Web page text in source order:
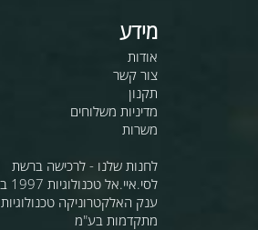
מידע
אודות
צור קשר
תקנון
מדיניות משלוחים
משרות
לחנות שלנו - לרכישה ברשת
לסי.איי.אל טכנולוגיות 1997 בע"מ
ענק האלקטרוניקה טכנולוגיות
מתקדמות בע"מ